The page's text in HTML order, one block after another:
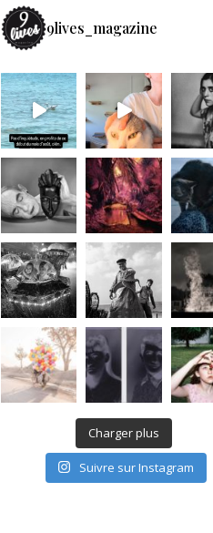
9lives_magazine
Charger plus
Suivre sur Instagram